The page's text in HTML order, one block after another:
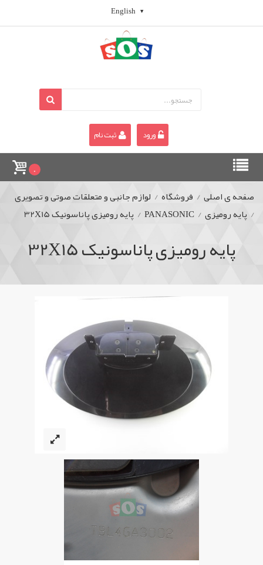
English
ورود ثبت نام
0
صفحه ی اصلی / فروشگاه / لوازم جانبی و متعلقات صوتی و تصویری
/ پایه رومیزی /
PANASONIC
/ پایه رومیزی پاناسونیک 32X15
پایه رومیزی پاناسونیک 32X15